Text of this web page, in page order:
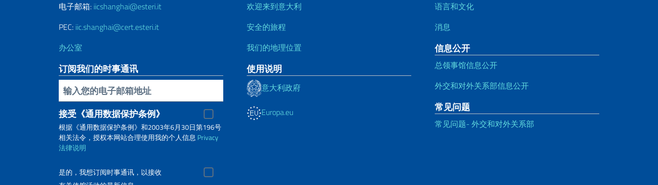
电子邮箱: iicshanghai@esteri.it
PEC: iic.shanghai@cert.esteri.it
办公室
订阅我们的时事通讯
插入你的電子郵件
接受《通用数据保护条例》
根据《通用数据保护条例》和2003年6月30日第196号
相关法令，授权本网站合理使用我的个人信息 Privacy
法律说明
是的，我想订阅时事通讯，以接收
欢迎来到意大利
安全的旅程
我们的地理位置
使用说明
意大利政府
Europa.eu
语言和文化
消息
信息公开
总领事馆信息公开
外交和对外关系部信息公开
常见问题
常见问题- 外交和对外关系部